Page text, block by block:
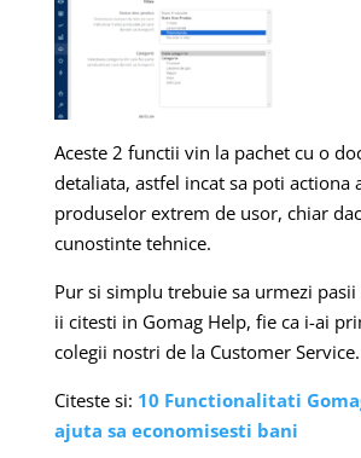
Aceste 2 functii vin la pachet cu o
detaliata, astfel incat sa poti actiona
produselor extrem de usor, chiar
cunostinte tehnice.
Pur si simplu trebuie sa urmezi
ii citesti in Gomag Help, fie ca i-ai
colegii nostri de la Customer Service.
Citeste si: 10 Functionalitati
ajuta sa economisesti bani